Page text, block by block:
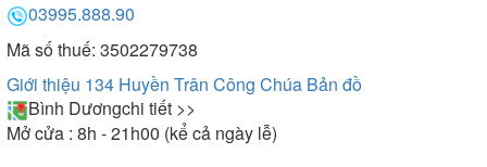
03995.888.90
Mã số thuế: 3502279738
Giới thiệu 134 Huyền Trân Công Chúa Bản đồ
Bình Dươngchi tiết >>
Mở cửa : 8h - 21h00 (kể cả ngày lễ)